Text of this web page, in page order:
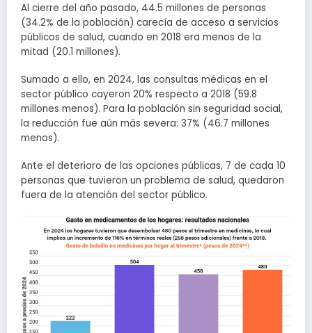
Al cierre del año pasado, 44.5 millones de personas
(34.2% de la población) carecía de acceso a servicios
públicos de salud, cuando en 2018 era menos de la
mitad (20.1 millones).
Sumado a ello, en 2024, las consultas médicas en el
sector público cayeron 20% respecto a 2018 (59.8
millones menos). Para la población sin seguridad social,
la reducción fue aún más severa: 37% (46.7 millones
menos).
Ante el deterioro de las opciones públicas, 7 de cada 10
personas que tuvieron un problema de salud, quedaron
fuera de la atención del sector público.